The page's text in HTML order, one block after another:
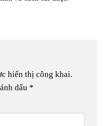
hiển thị công khai.
dấu *